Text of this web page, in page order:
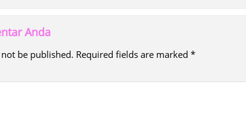
Anda
be published. Required fields are marked *